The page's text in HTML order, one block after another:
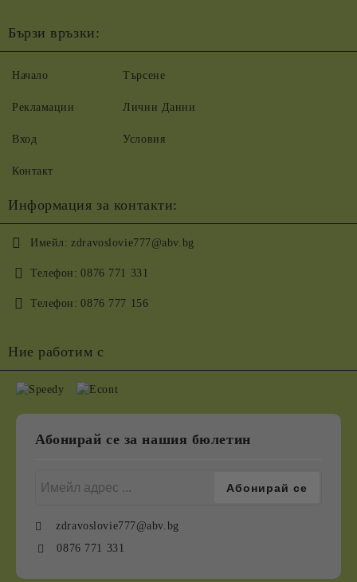
Бързи връзки:
Начало
Рекламации
Вход
Контакт
Търсене
Лични Данни
Условия
Информация за контакти:
Имейл: zdravoslovie777@abv.bg
Телефон: 0876 771 331
Телефон: 0876 777 156
Ние работим с
Абонирай се за нашия бюлетин
zdravoslovie777@abv.bg
0876 771 331